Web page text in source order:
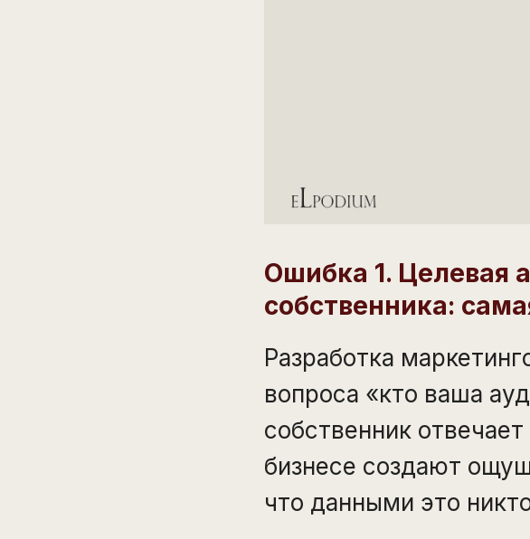
Ошибка 1. Целевая
собственника:
Разработка
вопроса «кто ваша
собственник
бизнесе создают
что данными это